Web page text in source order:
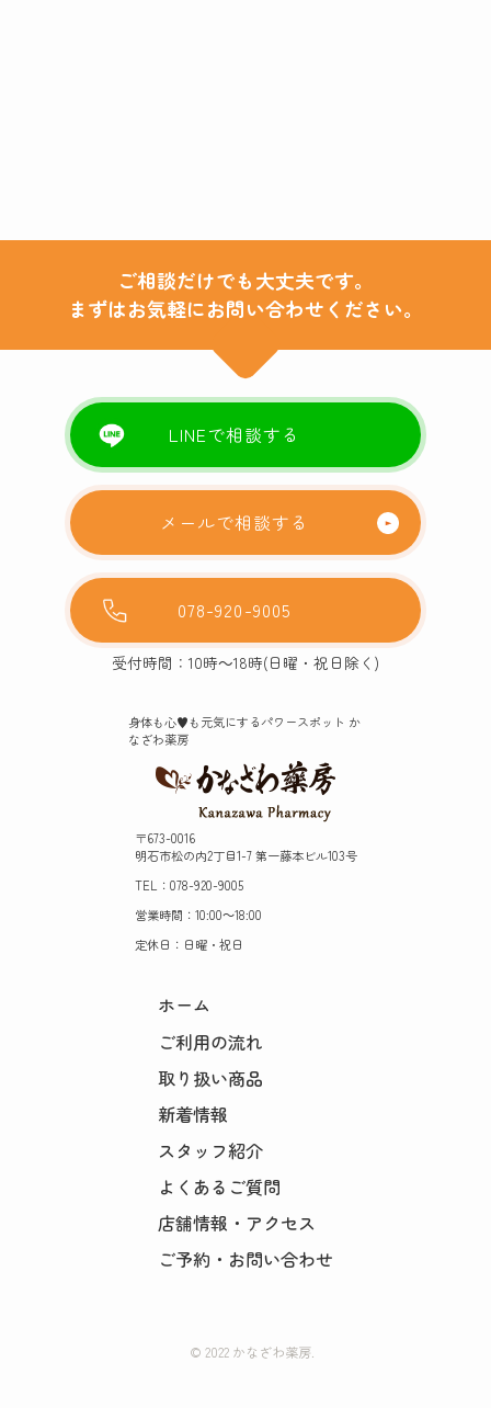
ご相談だけでも大丈夫です。
まずはお気軽にお問い合わせください。
LINEで相談する
メールで相談する
078-920-9005
受付時間：10時～18時(日曜・祝日除く)
身体も心♥️も元気にするパワースポット か
なざわ薬房
〒673-0016
明石市松の内2丁目1-7 第一藤本ビル103号
TEL：078-920-9005
営業時間：10:00～18:00
定休日：日曜・祝日
ホーム
ご利用の流れ
取り扱い商品
新着情報
スタッフ紹介
よくあるご質問
店舗情報・アクセス
ご予約・お問い合わせ
© 2022 かなざわ薬房.